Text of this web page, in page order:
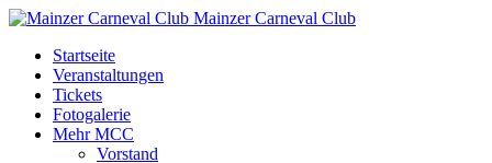
Mainzer Carneval Club
Startseite
Veranstaltungen
Tickets
Fotogalerie
Mehr MCC
Vorstand